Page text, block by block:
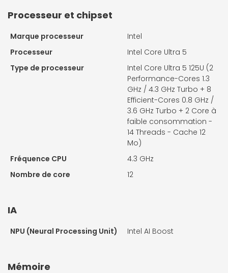
Processeur et chipset
Marque processeur
Intel
Processeur
Intel Core Ultra 5
Type de processeur
Intel Core Ultra 5 125U (2
Performance-Cores 1.3
GHz / 4.3 GHz Turbo + 8
Efficient-Cores 0.8 GHz /
3.6 GHz Turbo + 2 Core à
faible consommation -
14 Threads - Cache 12
Mo)
Fréquence CPU
4.3 GHz
Nombre de core
12
IA
NPU (Neural Processing Unit) Intel AI Boost
Mémoire